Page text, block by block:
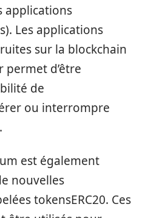
applications
Les applications
sur la blockchain
permet d’être
de
ou interrompre
est également
nouvelles
tokensERC20. Ces